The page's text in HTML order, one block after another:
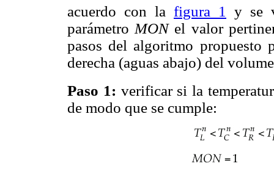
acuerdo con la figura 1
y se
parámetro MONel valor
pasos del algoritmo propuesto
derecha (aguas abajo) del
Paso 1: verificar si la
de modo que se cumple: